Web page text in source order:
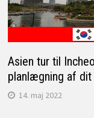
Asien tur til
planlægning af dit
14. maj 2022